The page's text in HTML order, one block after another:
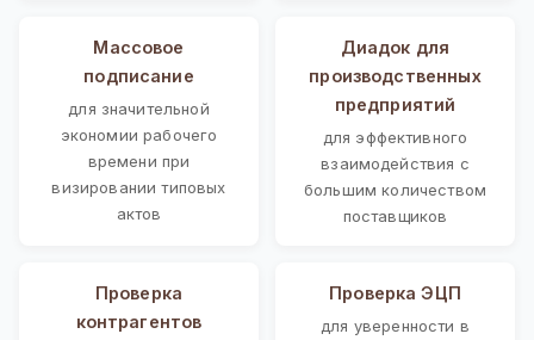
Массовое
подписание
для значительной
экономии рабочего
времени при
визировании типовых
актов
Диадок для
производственных
предприятий
для эффективного
взаимодействия с
большим количеством
поставщиков
Проверка
контрагентов
Проверка ЭЦП
для уверенности в